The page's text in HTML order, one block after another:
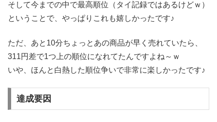
そして今までの中で最高順位（タイ記録ではあるけどｗ）
ということで、やっぱりこれも嬉しかったです♪
ただ、あと10分ちょっとあの商品が早く売れていたら、
311円差で1つ上の順位になれてたんですよね～ｗ
いや、ほんと白熱した順位争いで非常に楽しかったです♪
達成要因